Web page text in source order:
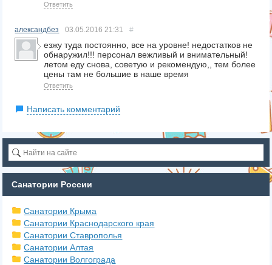
Ответить
александбез 03.05.2016 21:31 #
езжу туда постоянно, все на уровне! недостатков не
обнаружил!!! персонал вежливый и внимательный!
летом еду снова, советую и рекомендую,, тем более
цены там не большие в наше время
Ответить
Написать комментарий
Санатории России
Санатории Крыма
Санатории Краснодарского края
Санатории Ставрополья
Санатории Алтая
Санатории Волгограда